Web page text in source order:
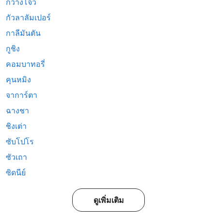
กวางโจว
กัวลาลัมเปอร์
กาลีมันตัน
กูชิง
คอมบาทอรี่
คุนหมิง
จาการ์ตา
ฉางชา
ชิงเต่า
ซับโปโร
ซัวเถา
ซิดนีย์
ดูเพิ่มเติม